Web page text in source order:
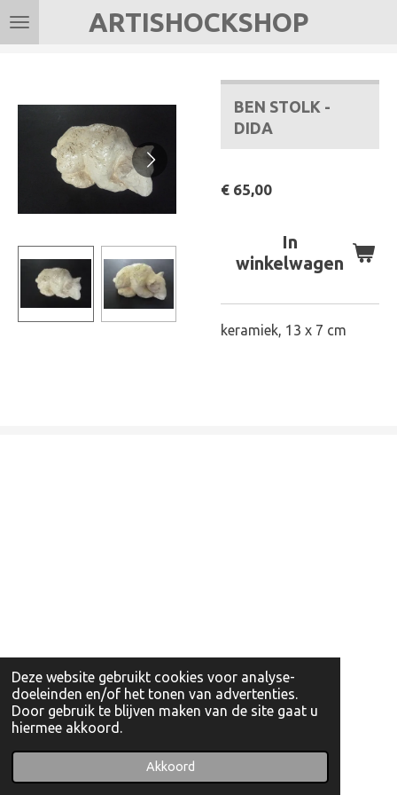
Deze website gebruikt cookies voor analyse-
doeleinden en/of het tonen van advertenties.
Door gebruik te blijven maken van de site gaat u
hiermee akkoord.
Akkoord
Ga
direct
ARTISHOCKSHOP
BEN STOLK -
DIDA
€ 65,00
In
winkelwagen
keramiek, 13 x 7 cm